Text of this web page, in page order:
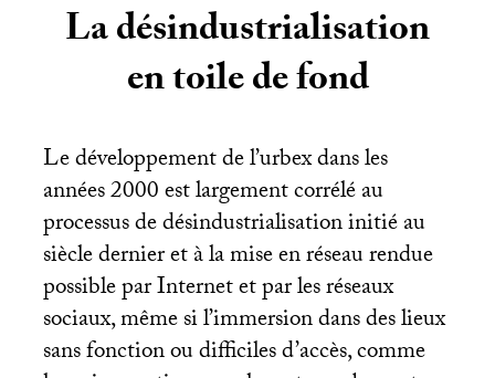
La désindustrialisation
en toile de fond
Le développement de l’urbex dans les
années 2000 est largement corrélé au
processus de désindustrialisation initié au
siècle dernier et à la mise en réseau rendue
possible par Internet et par les réseaux
sociaux, même si l’immersion dans des lieux
sans fonction ou difficiles d’accès, comme